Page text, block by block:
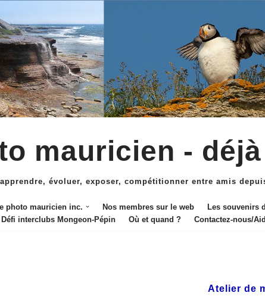
mauricien -
évoluer, exposer, compétitionner entre amis
photo mauricien inc. Nos membres sur le web Les souvenirs
Défi interclubs Mongeon-Pépin Où et quand ? Contactez-nous/
Atelier de